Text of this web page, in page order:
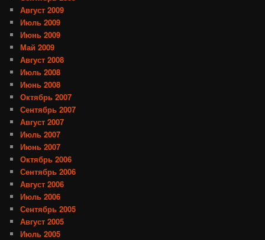
Август 2009
Июль 2009
Июнь 2009
Май 2009
Август 2008
Июль 2008
Июнь 2008
Октябрь 2007
Сентябрь 2007
Август 2007
Июль 2007
Июнь 2007
Октябрь 2006
Сентябрь 2006
Август 2006
Июль 2006
Сентябрь 2005
Август 2005
Июль 2005